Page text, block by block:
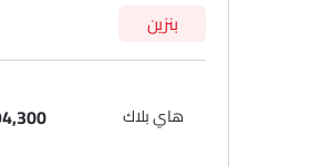
والمدن الرئيسية الأخرى. قد
بنزين
هاي بلاك